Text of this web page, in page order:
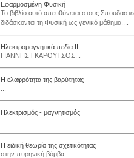
Εφαρμοσμένη Φυσική
Το βιβλίο αυτό απευθύνεται στους
διδάσκονται τη Φυσική ως γενικό μάθημα....
Ηλεκτρομαγνητικά πεδία ΙI
ΓΙΑΝΝΗΣ ΓΚΑΡΟΥΤΣΟΣ...
Η ελαφρότητα της βαρύτητας
Ηλεκτρισμός - μαγνητισμός
Η ειδική θεωρία της σχετικότητας
στην πυρηνική βόμβα....